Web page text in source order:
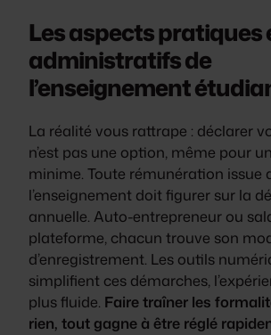
Les aspects pratiques
administratifs de
l’enseignement
La réalité vous rattrape : déclarer
n’est pas une option, même pour
minime. Toute rémunération issue
l’enseignement doit figurer sur la
annuelle. Auto-entrepreneur ou
plateforme, chacun trouve son
d’enregistrement. Les outils
simplifient ces démarches,
plus fluide. Faire traîner les
rien, tout gagne à être réglé